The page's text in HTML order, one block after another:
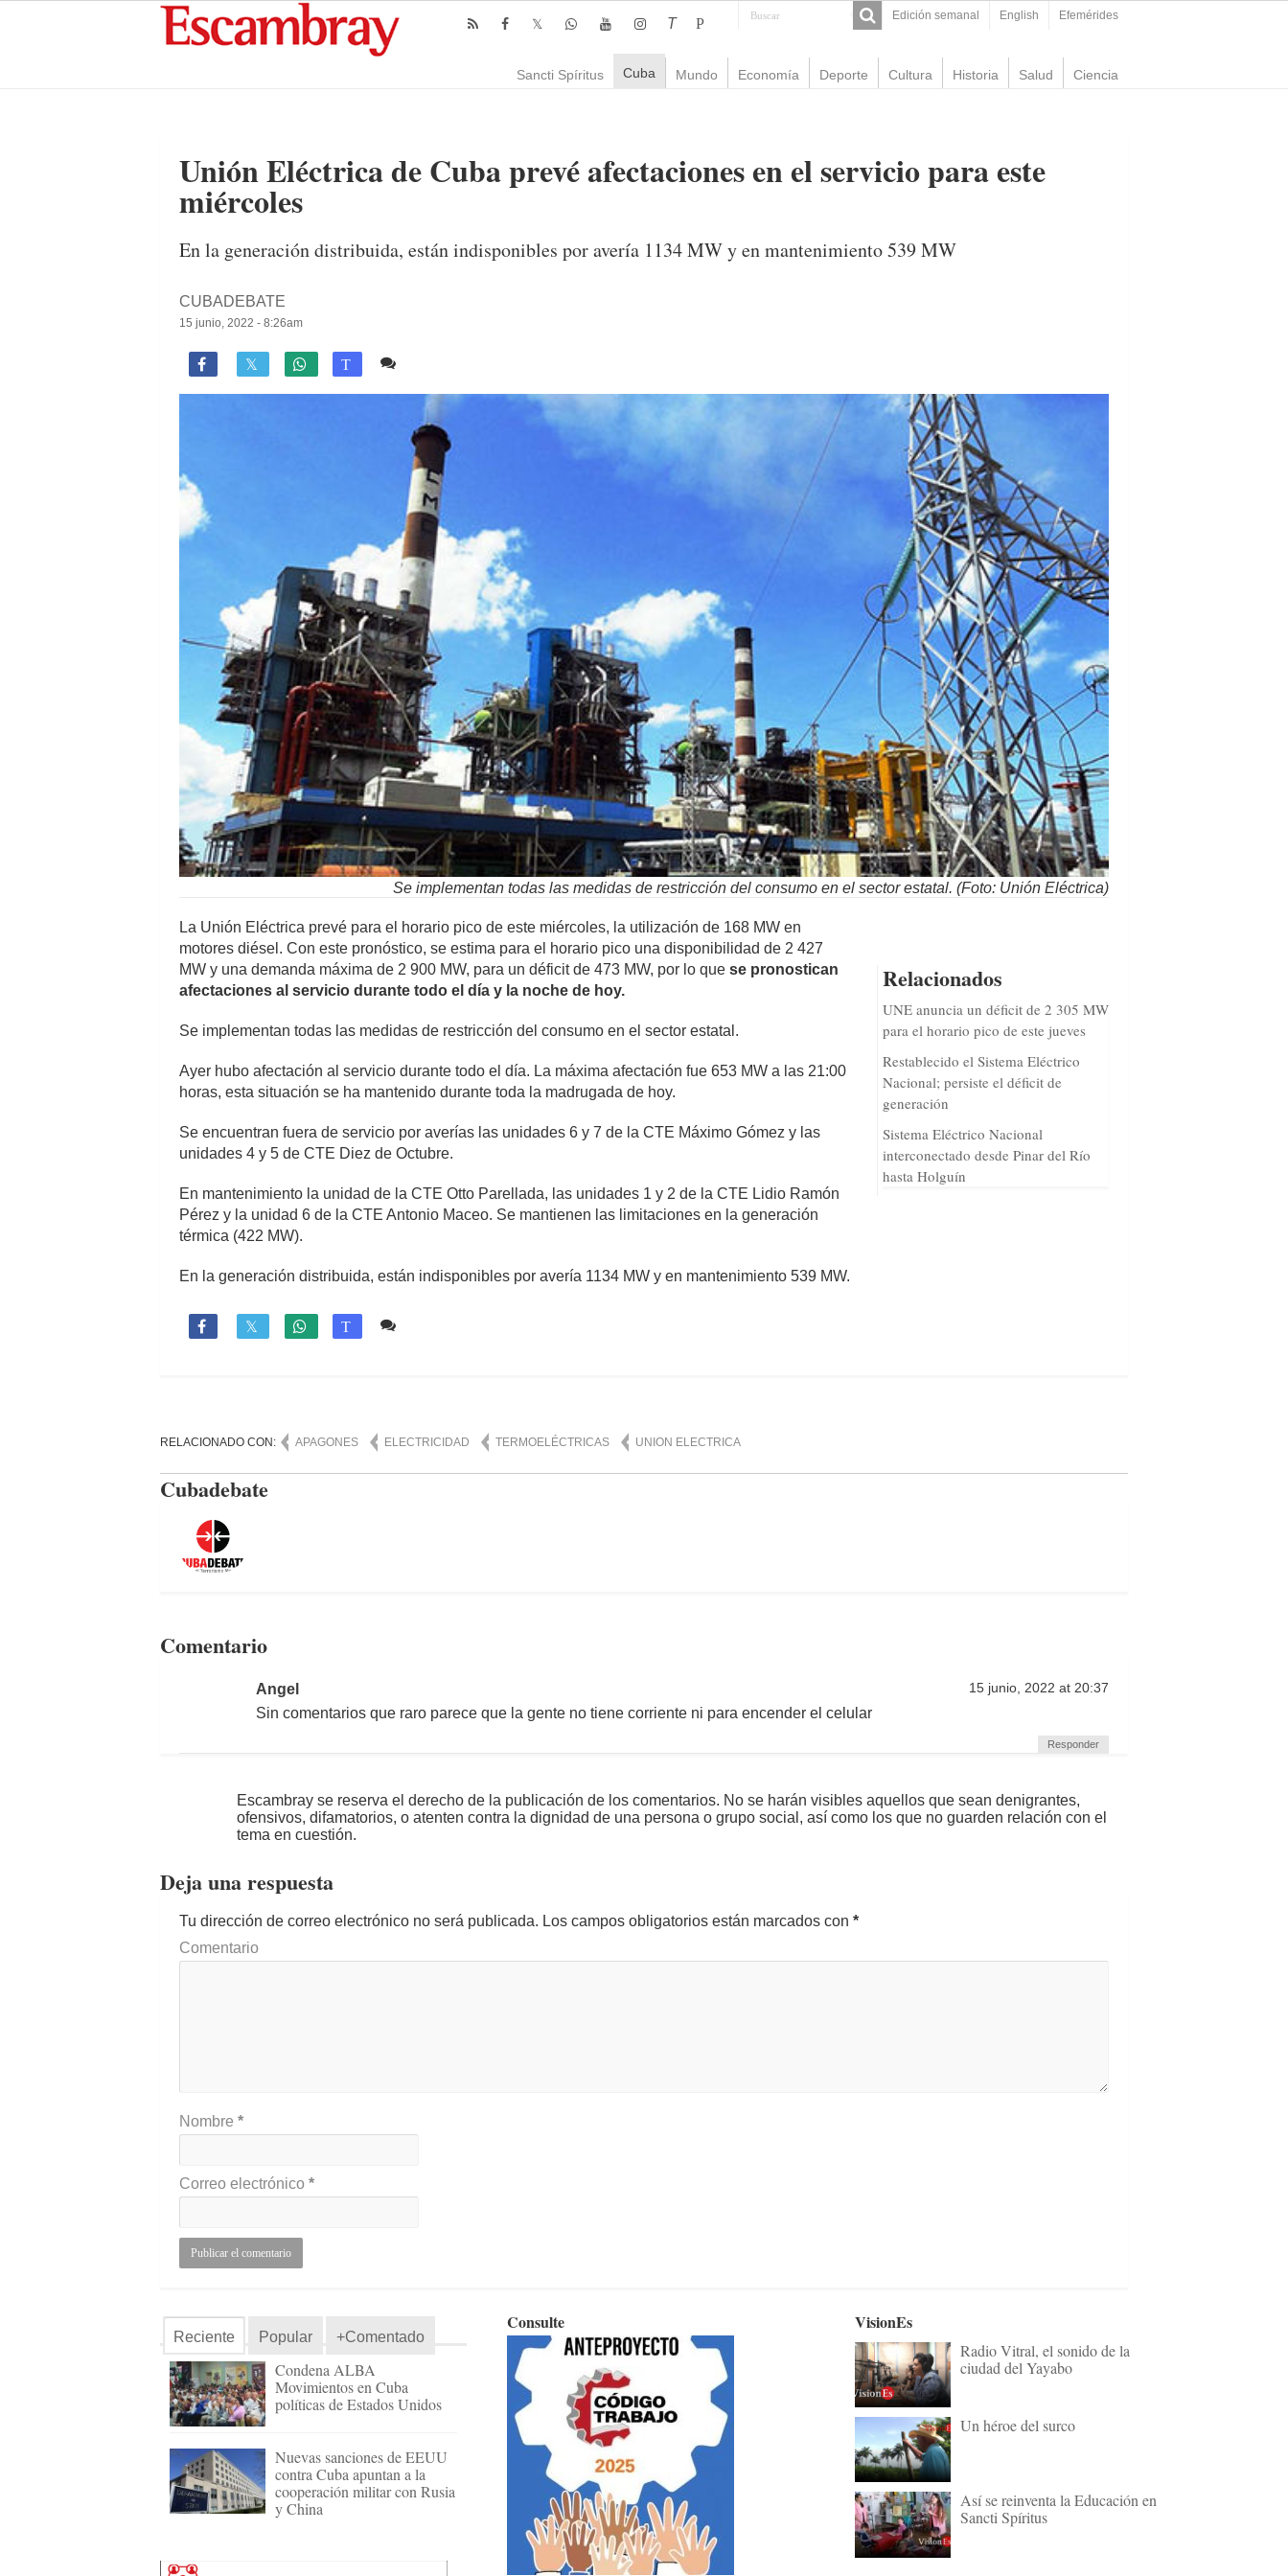
Edición semanal English Efemérides
T P
Sancti Spíritus Cuba Mundo Economía Deporte Cultura Historia Salud Ciencia
Unión Eléctrica de Cuba prevé afectaciones en el servicio para este
miércoles
En la generación distribuida, están indisponibles por avería 1134 MW y en mantenimiento 539 MW
CUBADEBATE
15 junio, 2022 - 8:26am
 T
Se implementan todas las medidas de restricción del consumo en el sector estatal. (Foto: Unión Eléctrica)
Relacionados
UNE anuncia un déficit de 2 305 MW
para el horario pico de este jueves
Restablecido el Sistema Eléctrico
Nacional; persiste el déficit de
generación
Sistema Eléctrico Nacional
interconectado desde Pinar del Río
hasta Holguín
La Unión Eléctrica prevé para el horario pico de este miércoles, la utilización de 168 MW en
motores diésel. Con este pronóstico, se estima para el horario pico una disponibilidad de 2 427
MW y una demanda máxima de 2 900 MW, para un déficit de 473 MW, por lo que se pronostican
afectaciones al servicio durante todo el día y la noche de hoy.
Se implementan todas las medidas de restricción del consumo en el sector estatal.
Ayer hubo afectación al servicio durante todo el día. La máxima afectación fue 653 MW a las 21:00
horas, esta situación se ha mantenido durante toda la madrugada de hoy.
Se encuentran fuera de servicio por averías las unidades 6 y 7 de la CTE Máximo Gómez y las
unidades 4 y 5 de CTE Diez de Octubre.
En mantenimiento la unidad de la CTE Otto Parellada, las unidades 1 y 2 de la CTE Lidio Ramón
Pérez y la unidad 6 de la CTE Antonio Maceo. Se mantienen las limitaciones en la generación
térmica (422 MW).
En la generación distribuida, están indisponibles por avería 1134 MW y en mantenimiento 539 MW.
 T
RELACIONADO CON: APAGONES ELECTRICIDAD TERMOELÉCTRICAS UNION ELECTRICA
Cubadebate
Comentario
Angel 15 junio, 2022 at 20:37
Sin comentarios que raro parece que la gente no tiene corriente ni para encender el celular
Responder
Escambray se reserva el derecho de la publicación de los comentarios. No se harán visibles aquellos que sean denigrantes,
ofensivos, difamatorios, o atenten contra la dignidad de una persona o grupo social, así como los que no guarden relación con el
tema en cuestión.
Deja una respuesta
Tu dirección de correo electrónico no será publicada. Los campos obligatorios están marcados con *
Comentario
Nombre *
Correo electrónico *
Reciente Popular +Comentado
Condena ALBA
Movimientos en Cuba
políticas de Estados Unidos
Nuevas sanciones de EEUU
contra Cuba apuntan a la
cooperación militar con Rusia
y China
Consulte VisionEs
Radio Vitral, el sonido de la
ciudad del Yayabo
Un héroe del surco
Así se reinventa la Educación en
Sancti Spíritus